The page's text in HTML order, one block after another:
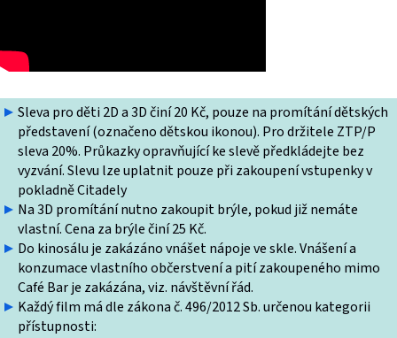
Sleva pro děti 2D a 3D činí 20 Kč, pouze na promítání dětských
představení (označeno dětskou ikonou). Pro držitele ZTP/P
sleva 20%. Průkazky opravňující ke slevě předkládejte bez
vyzvání. Slevu lze uplatnit pouze při zakoupení vstupenky v
pokladně Citadely
Na 3D promítání nutno zakoupit brýle, pokud již nemáte
vlastní. Cena za brýle činí 25 Kč.
Do kinosálu je zakázáno vnášet nápoje ve skle. Vnášení a
konzumace vlastního občerstvení a pití zakoupeného mimo
Café Bar je zakázána, viz. návštěvní řád.
Každý film má dle zákona č. 496/2012 Sb. určenou kategorii
přístupnosti: